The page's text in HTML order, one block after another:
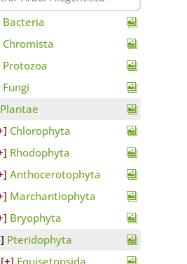
Bacteria
Chromista
Protozoa
Fungi
Plantae
Chlorophyta
Rhodophyta
Anthocerotophyta
Marchantiophyta
Bryophyta
Pteridophyta